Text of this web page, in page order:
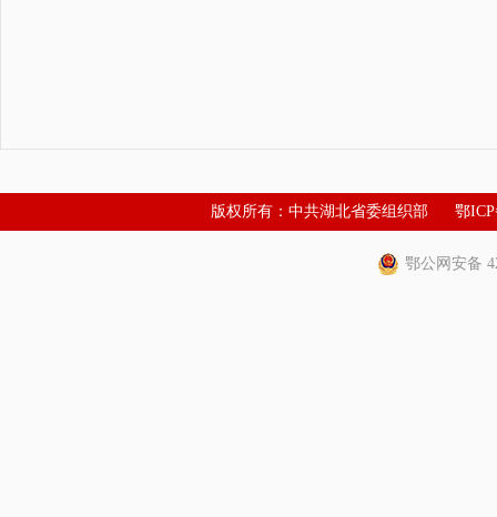
版权所有：中共湖北省委组织部 鄂
鄂公网安备